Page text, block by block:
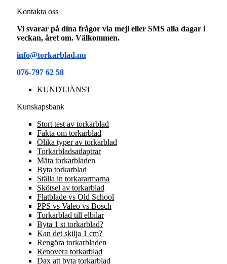
Kontakta oss
Vi svarar på dina frågor via mejl eller SMS alla dagar i
veckan, året om. Välkommen.
info@torkarblad.nu
076-797 62 58
KUNDTJÄNST
Kunskapsbank
Stort test av torkarblad
Fakta om torkarblad
Olika typer av torkarblad
Torkarbladsadaptrar
Mäta torkarbladen
Byta torkarblad
Ställa in torkararmarna
Skötsel av torkarblad
Flatblade vs Old School
PPS vs Valeo vs Bosch
Torkarblad till elbilar
Byta 1 st torkarblad?
Kan det skilja 1 cm?
Rengöra torkarbladen
Renovera torkarblad
Dax att byta torkarblad